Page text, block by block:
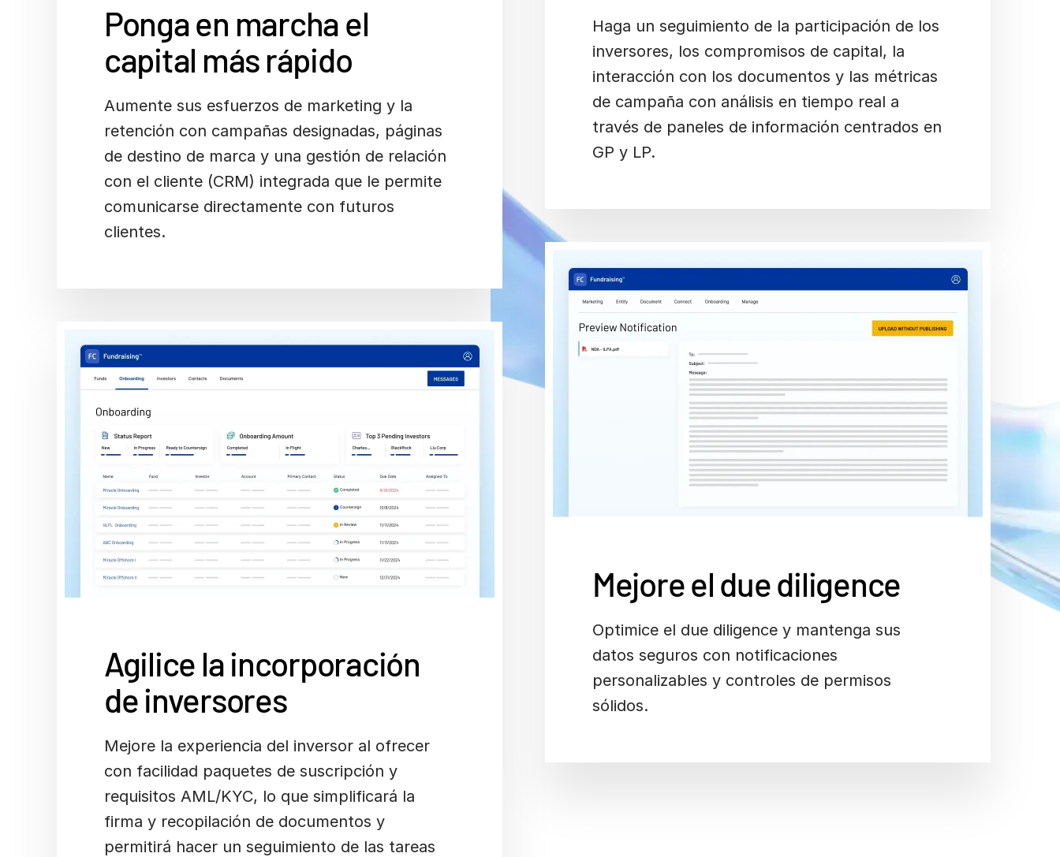
Ponga en marcha el
capital más rápido
Aumente sus esfuerzos de marketing y la
retención con campañas designadas, páginas
de destino de marca y una gestión de relación
con el cliente (CRM) integrada que le permite
comunicarse directamente con futuros
clientes.
Agilice la incorporación
de inversores
Mejore la experiencia del inversor al ofrecer
con facilidad paquetes de suscripción y
requisitos AML/KYC, lo que simplificará la
firma y recopilación de documentos y
permitirá hacer un seguimiento de las tareas
Haga un seguimiento de la participación de los
inversores, los compromisos de capital, la
interacción con los documentos y las métricas
de campaña con análisis en tiempo real a
través de paneles de información centrados en
GP y LP.
Mejore el due diligence
Optimice el due diligence y mantenga sus
datos seguros con notificaciones
personalizables y controles de permisos
sólidos.